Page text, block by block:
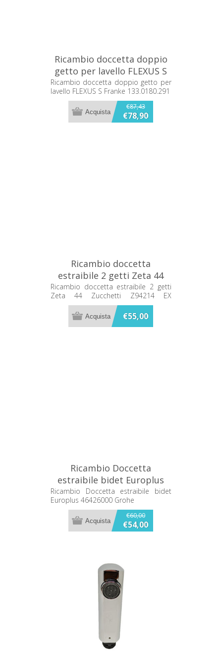
Ricambio doccetta doppio
getto per lavello FLEXUS S
Franke 133.0180.291
Ricambio doccetta doppio getto per
lavello FLEXUS S Franke 133.0180.291
€87,43
€78,90
Ricambio doccetta
estraibile 2 getti Zeta 44
Zucchetti Z94214 EX
Z94165.C
Ricambio doccetta estraibile 2 getti
Zeta 44 Zucchetti Z94214 EX
Z94165.C
€55,00
Ricambio Doccetta
estraibile bidet Europlus
46426000 Grohe
Ricambio Doccetta estraibile bidet
Europlus 46426000 Grohe
€60,00
€54,00